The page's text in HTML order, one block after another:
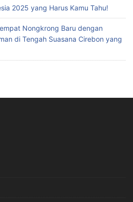
2025 yang Harus Kamu Tahu!
Nongkrong Baru dengan
di Tengah Suasana Cirebon yang